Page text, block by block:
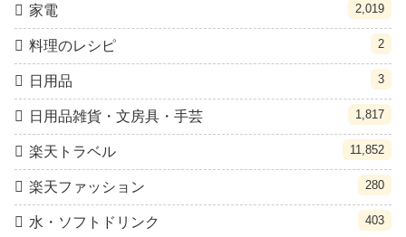
家電 2,019
料理のレシピ 2
日用品 3
日用品雑貨・文房具・手芸 1,817
楽天トラベル 11,852
楽天ファッション 280
水・ソフトドリンク 403